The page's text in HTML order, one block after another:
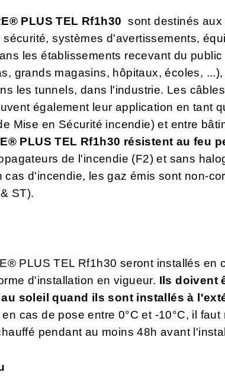
PLUS TEL Rf1h30 sont destinés
systèmes d'avertissements,
les établissements recevant du
grands magasins, hôpitaux, écoles,
les tunnels, dans l'industrie. Les câbles
également leur application en tant
Mise en Sécurité incendie) et entre
PLUS TEL Rf1h30 résistent au feu
de l'incendie (F2) et sans
cas d'incendie, les gaz émis sont non-
ST).
PLUS TEL Rf1h30 seront installés en
d'installation en vigueur. Ils doivent
soleil quand ils sont installés à
cas de pose entre 0°C et -10°C, il faut
pendant au moins 48h avant